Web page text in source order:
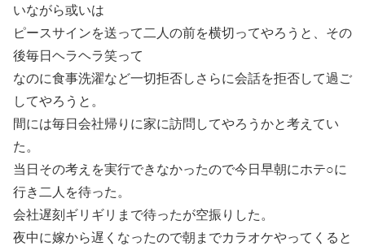
いながら或いは
ピースサインを送って二人の前を横切ってやろうと、その
後毎日ヘラヘラ笑って
なのに食事洗濯など一切拒否しさらに会話を拒否して過ご
してやろうと。
間には毎日会社帰りに家に訪問してやろうかと考えてい
た。
当日その考えを実行できなかったので今日早朝にホテ○に
行き二人を待った。
会社遅刻ギリギリまで待ったが空振りした。
夜中に嫁から遅くなったので朝までカラオケやってくると